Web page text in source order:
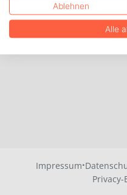
Impressum·
Ablehnen
Alle